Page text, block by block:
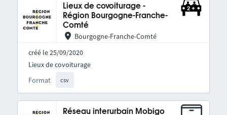
Lieux de covoiturage -
Région Bourgogne-Franche-
Comté
Bourgogne-Franche-Comté
créé le 25/09/2020
Format csv
Lieux de covoiturage
Réseau interurbain Mobigo